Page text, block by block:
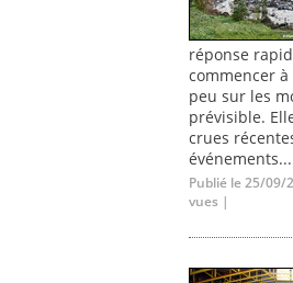
réponse
commencer
peu sur les
prévisible.
crues
Publié le 25/09/
vues |